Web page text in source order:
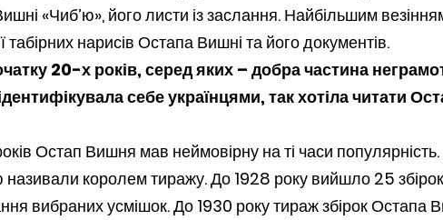
«Чиб’ю», його листи із заслання. Найбільшим
нарисів Остапа Вишні та його документів.
20-х років, серед яких – добра частина
себе українцями, так хотіла читати
Остап Вишня мав неймовірну на ті часи
королем тиражу. До 1928 року вийшло 25
вибраних усмішок. До 1930 року тираж збірок Остапа